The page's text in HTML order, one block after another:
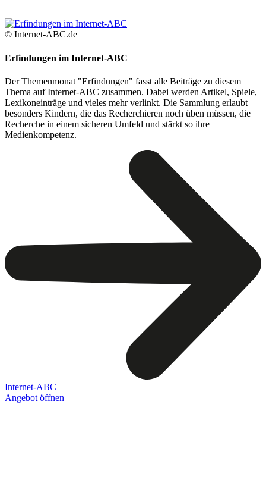
© Internet-ABC.de
Erfindungen im Internet-ABC
Der Themenmonat "Erfindungen" fasst alle Beiträge zu diesem
Thema auf Internet-ABC zusammen. Dabei werden Artikel, Spiele,
Lexikoneinträge und vieles mehr verlinkt. Die Sammlung erlaubt
besonders Kindern, die das Recherchieren noch üben müssen, die
Recherche in einem sicheren Umfeld und stärkt so ihre
Medienkompetenz.
Internet-ABC
Angebot öffnen